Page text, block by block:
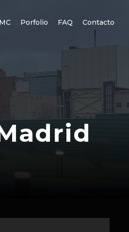
Porfolio FAQ Contacto